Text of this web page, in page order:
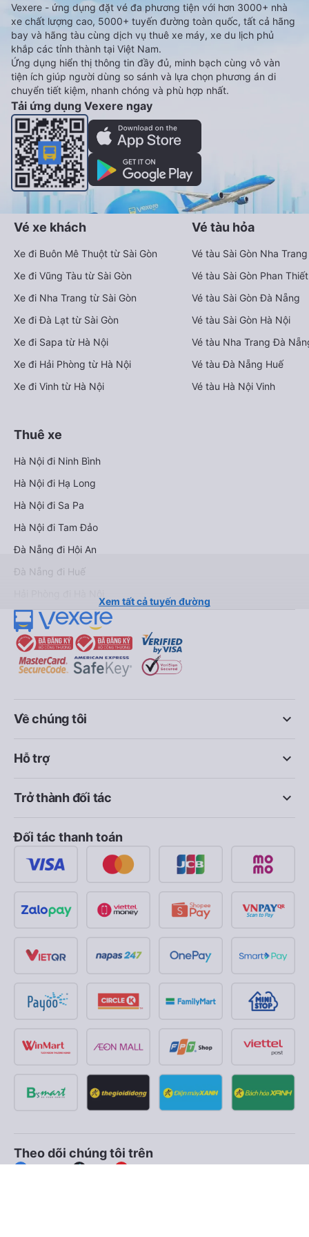
Vexere - ứng dụng đặt vé đa phương tiện với hơn 3000+ nhà
xe chất lượng cao, 5000+ tuyến đường toàn quốc, tất cả hãng
bay và hãng tàu cùng dịch vụ thuê xe máy, xe du lịch phủ
khắp các tỉnh thành tại Việt Nam.
Ứng dụng hiển thị thông tin đầy đủ, minh bạch cùng vô vàn
tiện ích giúp người dùng so sánh và lựa chọn phương án di
chuyển tiết kiệm, nhanh chóng và phù hợp nhất.
Tải ứng dụng Vexere ngay
Vé xe khách
Xe đi Buôn Mê Thuột từ Sài Gòn
Xe đi Vũng Tàu từ Sài Gòn
Xe đi Nha Trang từ Sài Gòn
Xe đi Đà Lạt từ Sài Gòn
Xe đi Sapa từ Hà Nội
Xe đi Hải Phòng từ Hà Nội
Xe đi Vinh từ Hà Nội
Vé tàu hỏa
Vé tàu Sài Gòn Nha Trang
Vé tàu Sài Gòn Phan Thiết
Vé tàu Sài Gòn Đà Nẵng
Vé tàu Sài Gòn Hà Nội
Vé tàu Nha Trang Đà
Vé tàu Đà Nẵng Huế
Vé tàu Hà Nội Vinh
Thuê xe
Hà Nội đi Ninh Bình
Hà Nội đi Hạ Long
Hà Nội đi Sa Pa
Hà Nội đi Tam Đảo
Đà Nẵng đi Hội An
Đà Nẵng đi Huế
Xem tất cả tuyến đường
keyboard_arrow_down
Về chúng tôi
keyboard_arrow_down
Hỗ trợ
keyboard_arrow_down
Trở thành đối tác
Đối tác thanh toán
Theo dõi chúng tôi trên
Facebook Tiktok Youtube